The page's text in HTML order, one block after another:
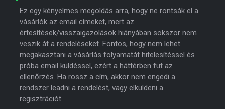
Ez egy kényelmes megoldás arra, hogy ne rontsák el a
vásárlók az email címeket, mert az
értesítések/visszaigazolások hiányában sokszor nem
veszik át a rendeléseket. Fontos, hogy nem lehet
megakasztani a vásárlás folyamatát hitelesítéssel és
próba email küldéssel, ezért a háttérben fut az
ellenőrzés. Ha rossz a cím, akkor nem engedi a
rendszer leadni a rendelést, vagy elküldeni a
regisztrációt.